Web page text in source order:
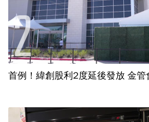
首例！緯創股利2度延後發放 金管